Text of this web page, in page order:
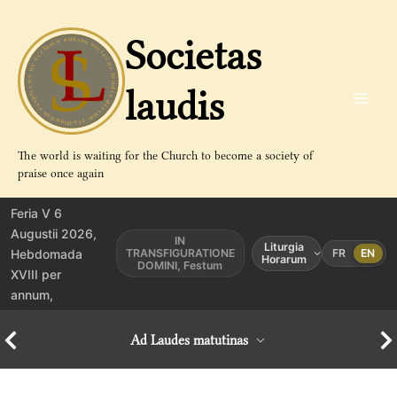
contenu
Societas
laudis
The world is waiting for the Church to become a society of
praise once again
Feria V 6
Augustii 2026,
Hebdomada
XVIII per
annum,
IN
TRANSFIGURATIONE
DOMINI, Festum
Liturgia
Horarum
FR EN
Ad Laudes matutinas